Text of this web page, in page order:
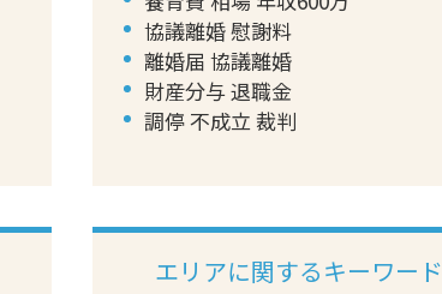
協議離婚 慰謝料
離婚届 協議離婚
財産分与 退職金
調停 不成立 裁判
エリアに関するキーワード